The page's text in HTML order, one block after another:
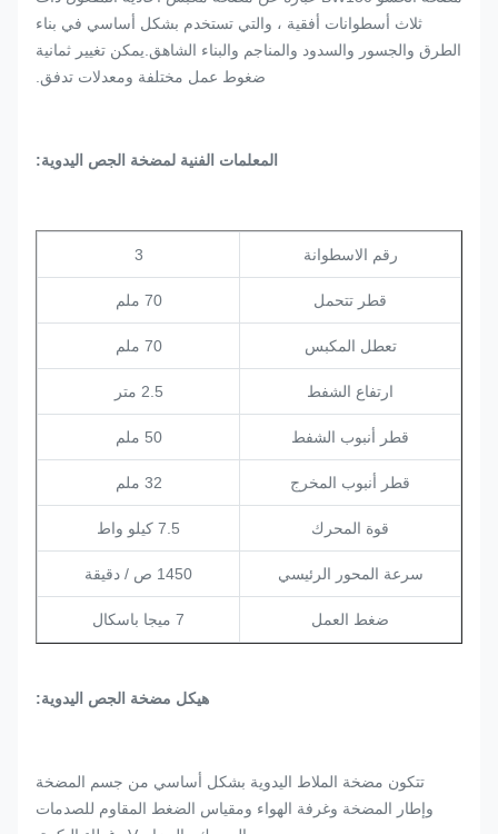
ثلاث أسطوانات أفقية ، والتي تستخدم بشكل أساسي في بناء
الطرق والجسور والسدود والمناجم والبناء الشاهق.يمكن تغيير ثمانية
ضغوط عمل مختلفة ومعدلات تدفق.
المعلمات الفنية لمضخة الجص اليدوية:
رقم الاسطوانة
قطر تتحمل
تعطل المكبس
ارتفاع الشفط
قطر أنبوب الشفط
قطر أنبوب المخرج
قوة المحرك
سرعة المحور الرئيسي
ضغط العمل
هيكل مضخة الجص اليدوية:
تتكون مضخة الملاط اليدوية بشكل أساسي من جسم المضخة
وإطار المضخة وغرفة الهواء ومقياس الضغط المقاوم للصدمات